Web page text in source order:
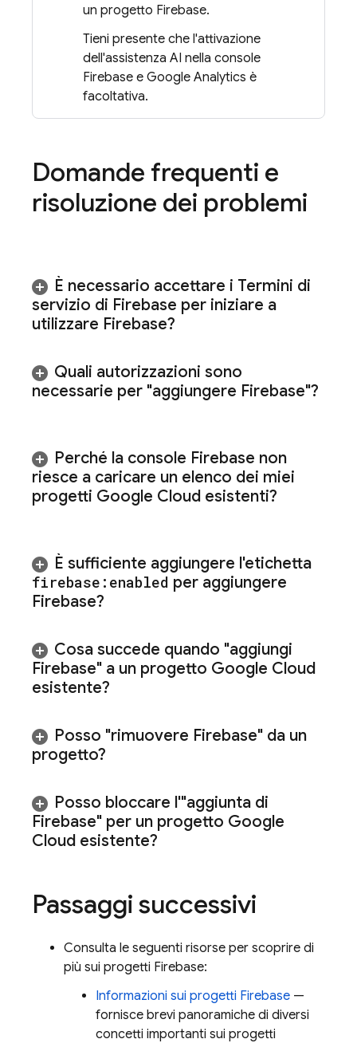
un progetto Firebase.
Tieni presente che l'attivazione
dell'assistenza AI nella console
Firebase e Google Analytics è
facoltativa.
Domande frequenti e
risoluzione dei problemi
È necessario accettare i Termini di
servizio di Firebase per iniziare a
utilizzare Firebase?
Quali autorizzazioni sono
necessarie per "aggiungere Firebase"?
Perché la console Firebase non
riesce a caricare un elenco dei miei
progetti Google Cloud esistenti?
È sufficiente aggiungere l'etichetta
firebase:enabled per aggiungere
Firebase?
Cosa succede quando "aggiungi
Firebase" a un progetto Google Cloud
esistente?
Posso "rimuovere Firebase" da un
progetto?
Posso bloccare l'"aggiunta di
Firebase" per un progetto Google
Cloud esistente?
Passaggi successivi
Consulta le seguenti risorse per scoprire di
più sui progetti Firebase:
Informazioni sui progetti Firebase —
fornisce brevi panoramiche di diversi
concetti importanti sui progetti